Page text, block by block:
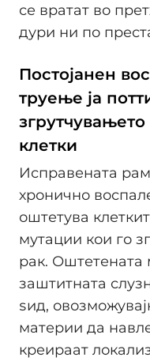
се вратат во
дури ни по
Постојанен
труење ја
клетки
Исправената
хронично
оштетува
мутации кои го
рак.
заштитната
ѕид,
материи да
креираат